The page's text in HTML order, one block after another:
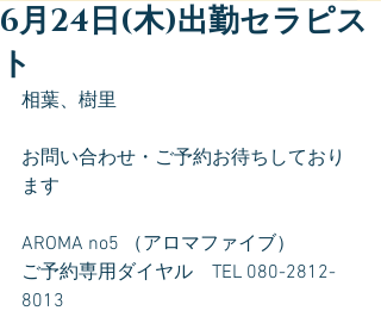
6月24日(木)出勤セラピス
ト
相葉、樹里
お問い合わせ・ご予約お待ちしており
ます
AROMA no5 （アロマファイブ）
ご予約専用ダイヤル　TEL 080-2812-
8013